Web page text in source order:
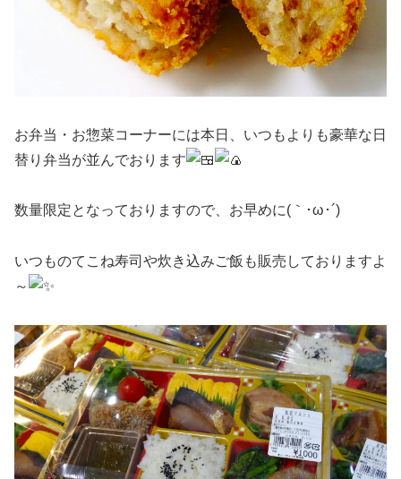
お弁当・お惣菜コーナーには本日、いつもよりも豪華な日
替り弁当が並んでおります
数量限定となっておりますので、お早めに(｀･ω･´)
いつものてこね寿司や炊き込みご飯も販売しておりますよ
～